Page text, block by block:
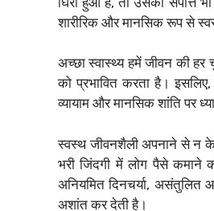
शारीरिक और मानसिक रूप से
अच्छा स्वास्थ्य हमें जीवन की हर
को प्रभावित करता है।
व्यायाम और मानसिक शांति पर
स्वस्थ जीवनशैली अपनाने से न
भरी जिंदगी में लोग पैसे कमाने
अनियमित दिनचर्या, असंतुलित
अशांत कर देती है।